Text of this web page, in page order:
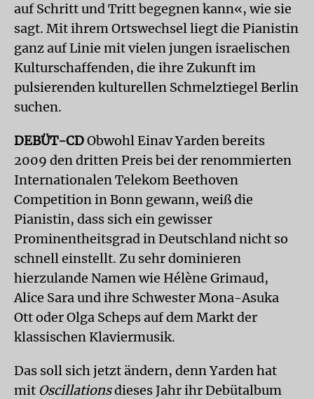
auf Schritt und Tritt begegnen kann«, wie sie
sagt. Mit ihrem Ortswechsel liegt die Pianistin
ganz auf Linie mit vielen jungen israelischen
Kulturschaffenden, die ihre Zukunft im
pulsierenden kulturellen Schmelztiegel Berlin
suchen.
DEBÜT-CDObwohl Einav Yarden bereits
2009 den dritten Preis bei der renommierten
Internationalen Telekom Beethoven
Competition in Bonn gewann, weiß die
Pianistin, dass sich ein gewisser
Prominentheitsgrad in Deutschland nicht so
schnell einstellt. Zu sehr dominieren
hierzulande Namen wie Hélène Grimaud,
Alice Sara und ihre Schwester Mona-Asuka
Ott oder Olga Scheps auf dem Markt der
klassischen Klaviermusik.
Das soll sich jetzt ändern, denn Yarden hat
mit Oscillationsdieses Jahr ihr Debütalbum